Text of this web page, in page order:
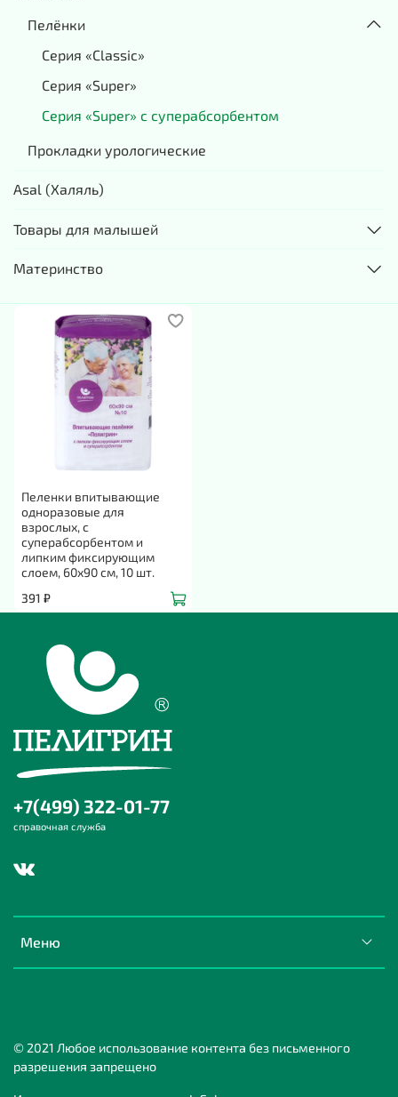
Пеленки впитывающие
одноразовые для
взрослых, с
суперабсорбентом и
липким фиксирующим
слоем, 60х90 см, 10 шт.
391 ₽
Пелёнки
Серия «Classic»
Серия «Super»
Серия «Super» с суперабсорбентом
Прокладки урологические
Asal (Халяль)
Товары для малышей
Материнство
Меню
+7(499) 322-01-77
справочная служба
© 2021 Любое использование контента без письменного
разрешения запрещено